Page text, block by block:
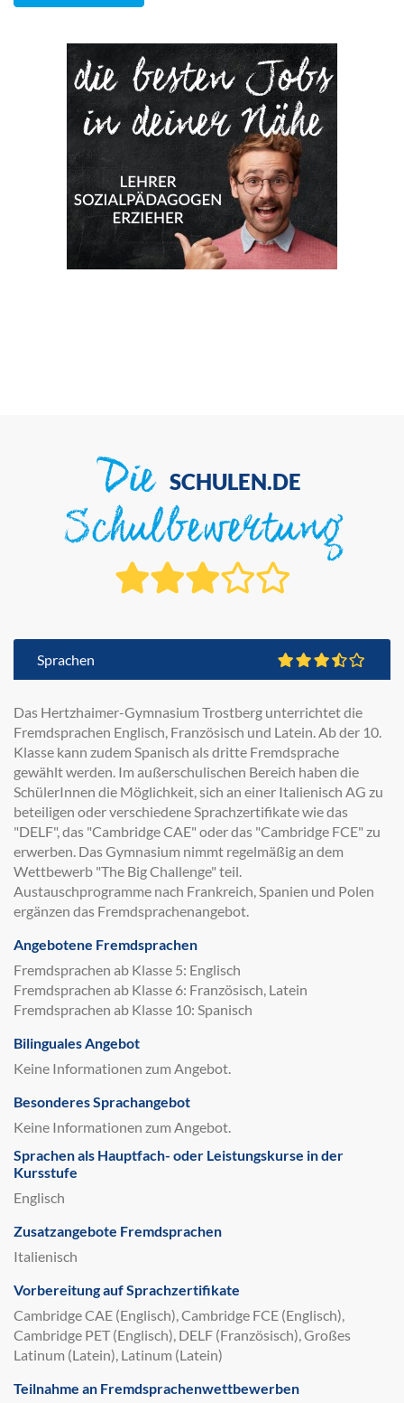
Die SCHULEN.DE
Schulbewertung
Sprachen
Das Hertzhaimer-Gymnasium Trostberg unterrichtet die
Fremdsprachen Englisch, Französisch und Latein. Ab der 10.
Klasse kann zudem Spanisch als dritte Fremdsprache
gewählt werden. Im außerschulischen Bereich haben die
SchülerInnen die Möglichkeit, sich an einer Italienisch AG zu
beteiligen oder verschiedene Sprachzertifikate wie das
"DELF", das "Cambridge CAE" oder das "Cambridge FCE" zu
erwerben. Das Gymnasium nimmt regelmäßig an dem
Wettbewerb "The Big Challenge" teil.
Austauschprogramme nach Frankreich, Spanien und Polen
ergänzen das Fremdsprachenangebot.
Angebotene Fremdsprachen
Fremdsprachen ab Klasse 5: Englisch
Fremdsprachen ab Klasse 6: Französisch, Latein
Fremdsprachen ab Klasse 10: Spanisch
Bilinguales Angebot
Keine Informationen zum Angebot.
Besonderes Sprachangebot
Keine Informationen zum Angebot.
Sprachen als Hauptfach- oder Leistungskurse in der
Kursstufe
Englisch
Zusatzangebote Fremdsprachen
Italienisch
Vorbereitung auf Sprachzertifikate
Cambridge CAE (Englisch), Cambridge FCE (Englisch),
Cambridge PET (Englisch), DELF (Französisch), Großes
Latinum (Latein), Latinum (Latein)
Teilnahme an Fremdsprachenwettbewerben